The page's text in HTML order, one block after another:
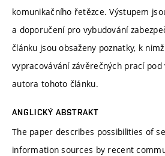
komunikačního řetězce. Výstupem
a doporučení pro vybudování
článku jsou obsaženy poznatky, k
vypracovávání závěrečných prací
autora tohoto článku.
ANGLICKÝ ABSTRAKT
The paper describes possibilities of
information sources by recent